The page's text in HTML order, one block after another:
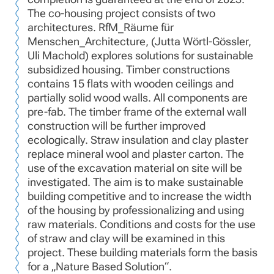
The co-housing project consists of two
architectures. RfM_Räume für
Menschen_Architecture, (Jutta Wörtl-Gössler,
Uli Machold) explores solutions for sustainable
subsidized housing. Timber constructions
contains 15 flats with wooden ceilings and
partially solid wood walls. All components are
pre-fab. The timber frame of the external wall
construction will be further improved
ecologically. Straw insulation and clay plaster
replace mineral wool and plaster carton. The
use of the excavation material on site will be
investigated. The aim is to make sustainable
building competitive and to increase the width
of the housing by professionalizing and using
raw materials. Conditions and costs for the use
of straw and clay will be examined in this
project. These building materials form the basis
for a „Nature Based Solution“.